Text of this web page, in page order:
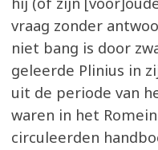
vraag zonder
niet bang is door
geleerde Plinius in
uit de periode van
waren in het
circuleerden